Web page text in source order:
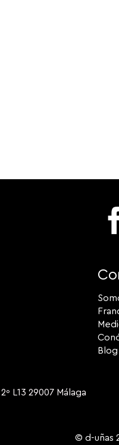
Blog
2º L13 29007 Málaga
© d-uñas